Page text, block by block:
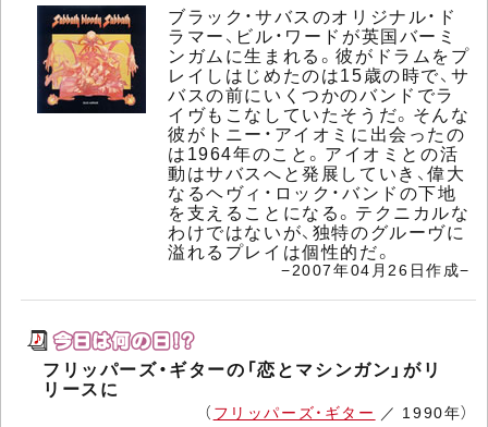
ブラック・サバスのオリジナル・ド
ラマー、ビル・ワードが英国バーミ
ンガムに生まれる。彼がドラムをプ
レイしはじめたのは15歳の時で、サ
バスの前にいくつかのバンドでラ
イヴもこなしていたそうだ。そんな
彼がトニー・アイオミに出会ったの
は1964年のこと。アイオミとの活
動はサバスへと発展していき、偉大
なるヘヴィ・ロック・バンドの下地
を支えることになる。テクニカルな
わけではないが、独特のグルーヴに
溢れるプレイは個性的だ。
−2007年04月26日作成−
フリッパーズ・ギターの「恋とマシンガン」がリ
リースに
（ フリッパーズ・ギター ／ 1990年）